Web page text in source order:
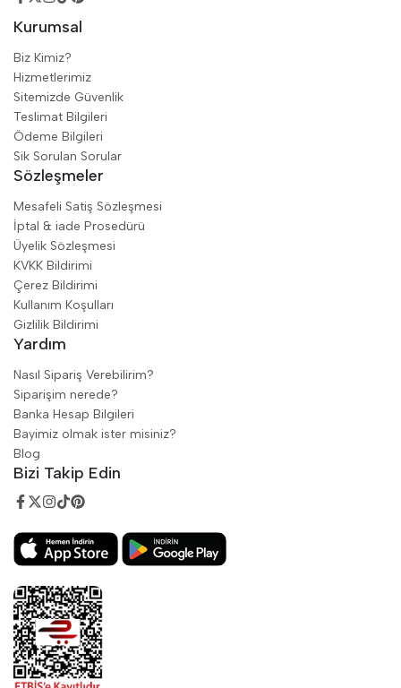
Kurumsal
Biz Kimiz?
Hizmetlerimiz
Sitemizde Güvenlik
Teslimat Bilgileri
Ödeme Bilgileri
Sik Sorulan Sorular
Sözleşmeler
Mesafeli Satiş Sözleşmesi
İptal & iade Prosedürü
Üyelik Sözleşmesi
KVKK Bildirimi
Çerez Bildirimi
Kullanım Koşulları
Gizlilik Bildirimi
Yardım
Nasıl Sipariş Verebilirim?
Siparişim nerede?
Banka Hesap Bilgileri
Bayimiz olmak ister misiniz?
Blog
Bizi Takip Edin